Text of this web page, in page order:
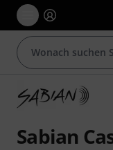
Sabian